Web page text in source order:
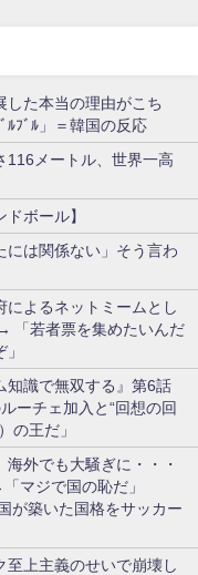
した本当の理由がこち
ﾌﾞﾙ」＝韓国の反応
116メートル、世界一高
ボール】
には関係ない」そう言わ
によるネットミームとし
「若者票を集めたいんだ
知識で無双する』第6話
ーチェ加入と“回想の回
の王だ」
外でも大騒ぎに・・・
マジで国の恥だ」
が築いた国格をサッカー
至上主義のせいで崩壊し